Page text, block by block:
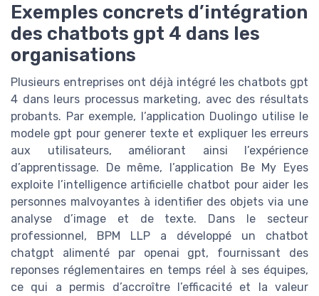
Exemples concrets d’intégration
des chatbots gpt 4 dans les
organisations
Plusieurs entreprises ont déjà intégré les chatbots gpt
4 dans leurs processus marketing, avec des résultats
probants. Par exemple, l’application Duolingo utilise le
modele gpt pour generer texte et expliquer les erreurs
aux utilisateurs, améliorant ainsi l’expérience
d’apprentissage. De même, l’application Be My Eyes
exploite l’intelligence artificielle chatbot pour aider les
personnes malvoyantes à identifier des objets via une
analyse d’image et de texte. Dans le secteur
professionnel, BPM LLP a développé un chatbot
chatgpt alimenté par openai gpt, fournissant des
reponses réglementaires en temps réel à ses équipes,
ce qui a permis d’accroître l’efficacité et la valeur